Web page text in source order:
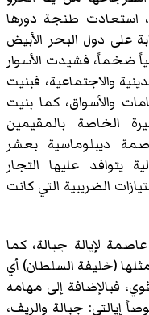
استعادت طنجة دورها
على دول البحر الأبيض
ضخماً، فشيدت الأسوار
والاجتماعية، فبنيت
والأسواق، كما بنيت
الخاصة بالمقيمين
ديبلوماسية بعشر
دولية يتوافد عليها التجار
الضريبية التي كانت
لإيالة جبالة، كما
(خليفة السلطان) أي
فبالإضافة إلى مهامه
جبالة والريف،